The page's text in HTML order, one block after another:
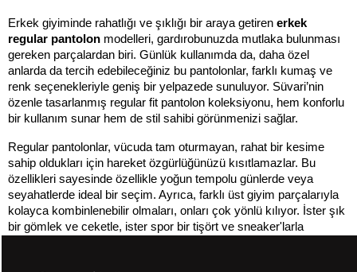
Erkek giyiminde rahatlığı ve şıklığı bir araya getiren erkek
regular pantolon modelleri, gardırobunuzda mutlaka bulunması
gereken parçalardan biri. Günlük kullanımda da, daha özel
anlarda da tercih edebileceğiniz bu pantolonlar, farklı kumaş ve
renk seçenekleriyle geniş bir yelpazede sunuluyor. Süvari’nin
özenle tasarlanmış regular fit pantolon koleksiyonu, hem konforlu
bir kullanım sunar hem de stil sahibi görünmenizi sağlar.
Regular pantolonlar, vücuda tam oturmayan, rahat bir kesime
sahip oldukları için hareket özgürlüğünüzü kısıtlamazlar. Bu
özellikleri sayesinde özellikle yoğun tempolu günlerde veya
seyahatlerde ideal bir seçim. Ayrıca, farklı üst giyim parçalarıyla
kolayca kombinlenebilir olmaları, onları çok yönlü kılıyor. İster şık
bir gömlek ve ceketle, ister spor bir tişört ve sneaker'larla